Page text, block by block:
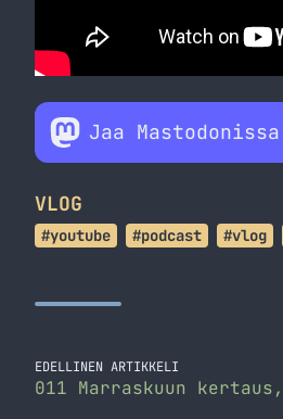
Jaa Mastodonissa
VLOG
#youtube #podcast #vlog
EDELLINEN ARTIKKELI
011 Marraskuun